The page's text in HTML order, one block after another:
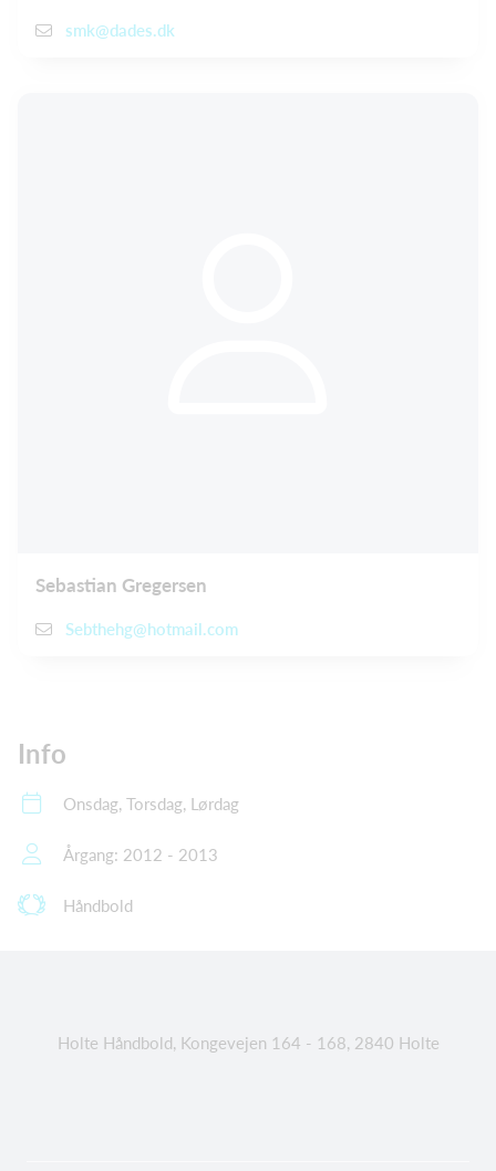
smk@dades.dk
Sebastian Gregersen
Sebthehg@hotmail.com
Info
Onsdag, Torsdag, Lørdag
Årgang: 2012 - 2013
Håndbold
Holte Håndbold, Kongevejen 164 - 168, 2840 Holte